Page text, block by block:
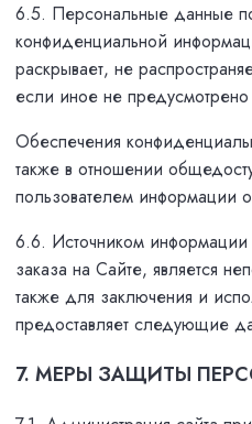
6.5. Персональные данные
конфиденциальной
раскрывает, не
если иное не предусмотрено
Обеспечения
также в отношении
пользователем информации
6.6. Источником информации
заказа на Сайте, является
также для заключения и
предоставляет следующие
7. МЕРЫ ЗАЩИТЫ